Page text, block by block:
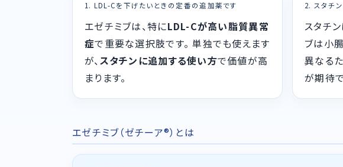
1. LDL-Cを下げたいときの定番の追加薬です
エゼチミブは、特にLDL-Cが高い脂質異常
症で重要な選択肢です。 単独でも使えます
が、スタチンに追加する使い方で価値が高
まります。
2. スタチ
スタチ
ブは小
異なるた
が期待
エゼチミブ（ゼチーア®）とは